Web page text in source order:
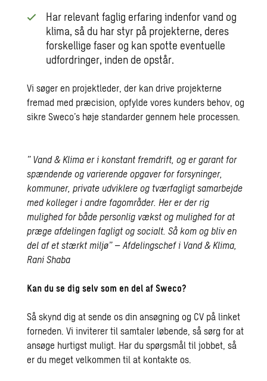
Har relevant faglig erfaring indenfor vand og
klima, så du har styr på projekterne, deres
forskellige faser og kan spotte eventuelle
udfordringer, inden de opstår.
Vi søger en projektleder, der kan drive projekterne
fremad med præcision, opfylde vores kunders behov, og
sikre Sweco’s høje standarder gennem hele processen.
” Vand & Klima er i konstant fremdrift, og er garant for
spændende og varierende opgaver for forsyninger,
kommuner, private udviklere og tværfagligt samarbejde
med kolleger i andre fagområder. Her er der rig
mulighed for både personlig vækst og mulighed for at
præge afdelingen fagligt og socialt. Så kom og bliv en
del af et stærkt miljø” – Afdelingschef i Vand & Klima,
Rani Shaba
Kan du se dig selv som en del af Sweco?
Så skynd dig at sende os din ansøgning og CV på linket
forneden. Vi inviterer til samtaler løbende, så sørg for at
ansøge hurtigst muligt. Har du spørgsmål til jobbet, så
er du meget velkommen til at kontakte os.